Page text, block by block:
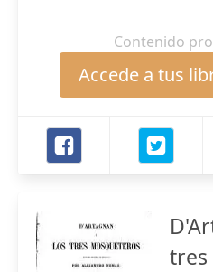
Contenido
Accede a tus
tres